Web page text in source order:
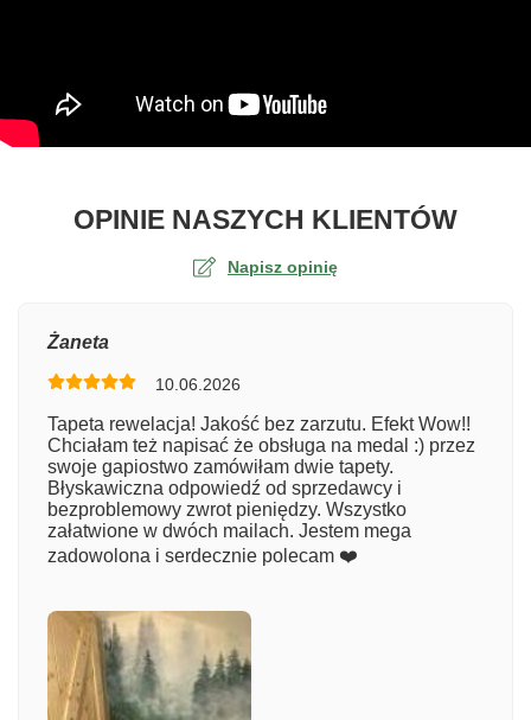
OPINIE NASZYCH KLIENTÓWO
Napisz opinię
Numer zamówienia
Imię
Żaneta
10.06.2026
Tapeta rewelacja! Jakość bez zarzutu. Efekt Wow!!
Chciałam też napisać że obsługa na medal :) przez
swoje gapiostwo zamówiłam dwie tapety.
Błyskawiczna odpowiedź od sprzedawcy i
bezproblemowy zwrot pieniędzy. Wszystko
załatwione w dwóch mailach. Jestem mega
zadowolona i serdecznie polecam ❤️